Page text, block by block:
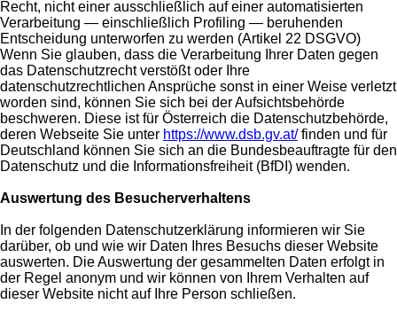
Recht, nicht einer ausschließlich auf einer automatisierten
Verarbeitung — einschließlich Profiling — beruhenden
Entscheidung unterworfen zu werden (Artikel 22 DSGVO)
Wenn Sie glauben, dass die Verarbeitung Ihrer Daten gegen
das Datenschutzrecht verstößt oder Ihre
datenschutzrechtlichen Ansprüche sonst in einer Weise verletzt
worden sind, können Sie sich bei der Aufsichtsbehörde
beschweren. Diese ist für Österreich die Datenschutzbehörde,
deren Webseite Sie unter https://www.dsb.gv.at/finden und für
Deutschland können Sie sich an die Bundesbeauftragte für den
Datenschutz und die Informationsfreiheit (BfDI) wenden.
Auswertung des Besucherverhaltens
In der folgenden Datenschutzerklärung informieren wir Sie
darüber, ob und wie wir Daten Ihres Besuchs dieser Website
auswerten. Die Auswertung der gesammelten Daten erfolgt in
der Regel anonym und wir können von Ihrem Verhalten auf
dieser Website nicht auf Ihre Person schließen.